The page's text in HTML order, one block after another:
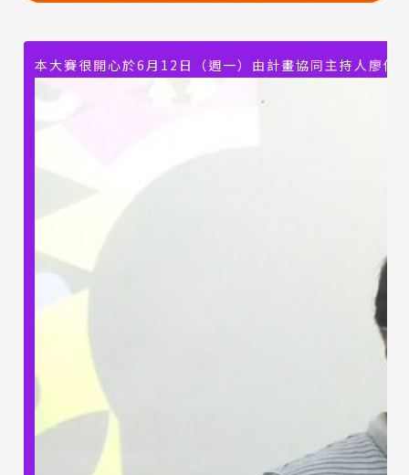
本大賽很開心於6月12日（週一）由計畫協同主持人廖偉